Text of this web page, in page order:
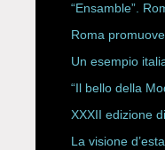
ROBERTA
“Ensamble”.
Storici
Roma
Un esempio
Rete Slow Fiber
“Il bello della
XXXII edizione
La visione